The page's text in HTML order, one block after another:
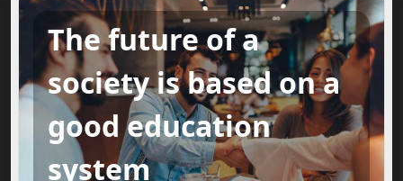
The future of a
society is based on a
good education
system